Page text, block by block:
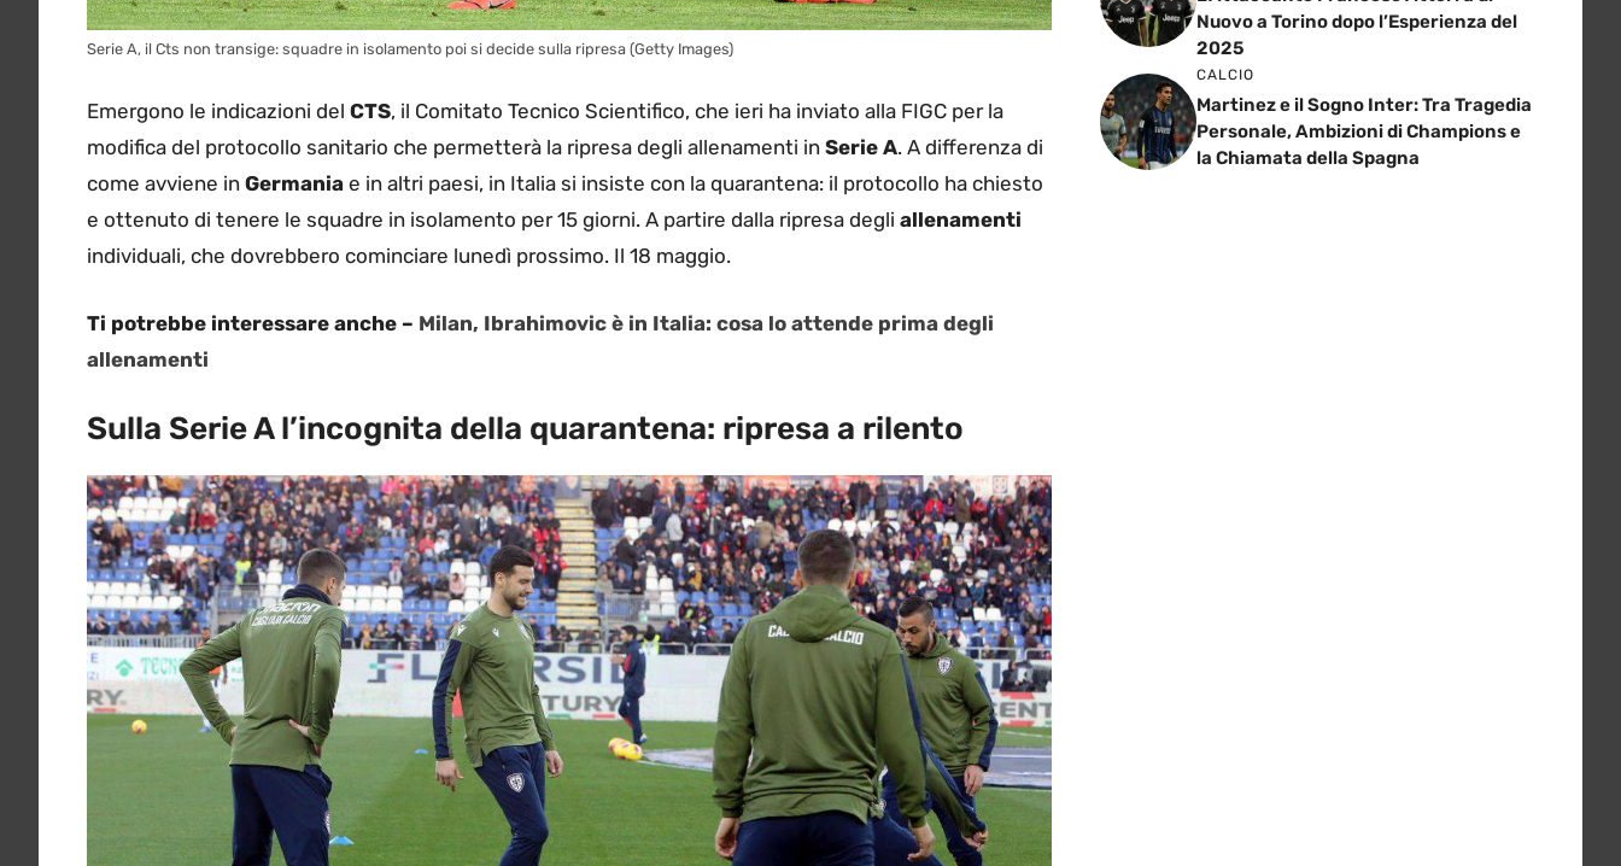
Serie A, il Cts non transige: squadre in isolamento poi si decide sulla ripresa (Getty Images)
Emergono le indicazioni del CTS, il Comitato Tecnico Scientifico, che ieri ha inviato alla FIGC per la
modifica del protocollo sanitario che permetterà la ripresa degli allenamenti in Serie A. A differenza di
come avviene in Germania e in altri paesi, in Italia si insiste con la quarantena: il protocollo ha chiesto
e ottenuto di tenere le squadre in isolamento per 15 giorni. A partire dalla ripresa degli allenamenti
individuali, che dovrebbero cominciare lunedì prossimo. Il 18 maggio.
Ti potrebbe interessare anche – Milan, Ibrahimovic è in Italia: cosa lo attende prima degli
allenamenti
Sulla Serie A l’incognita della quarantena: ripresa a rilento
Nuovo a Torino dopo l’Esperienza del
2025
CALCIO
Martinez e il Sogno Inter: Tra Tragedia
Personale, Ambizioni di Champions e
la Chiamata della Spagna